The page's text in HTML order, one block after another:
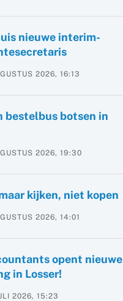
nieuwe interim-
2026, 16:13
bestelbus botsen in
2026, 19:30
kijken, niet kopen
2026, 14:01
opent nieuwe
in Losser!
2026, 15:23